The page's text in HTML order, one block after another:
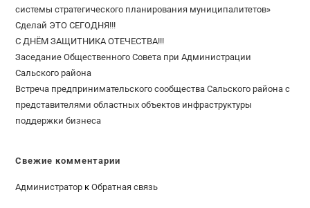
системы стратегического планирования муниципалитетов»
Сделай ЭТО СЕГОДНЯ!!!
С ДНЁМ ЗАЩИТНИКА ОТЕЧЕСТВА!!!
Заседание Общественного Совета при Администрации
Сальского района
Встреча предпринимательского сообщества Сальского района с
представителями областных объектов инфраструктуры
поддержки бизнеса
Свежие комментарии
Администратор кОбратная связь